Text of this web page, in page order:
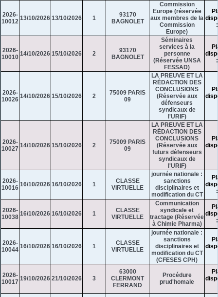
2026-
10012 13/10/2026 13/10/2026 1
93170
BAGNOLET
Commission
Europe (réservée
aux membres de la
Commission
Europe)
2026-
10010 14/10/2026 15/10/2026 2
93170
BAGNOLET
Séminaires
services à la
personne
(Réservée UNSA
FESSAD)
2026-
10026 14/10/2026 15/10/2026 2
75009 PARIS
09
LA PREUVE ET LA
RÉDACTION DES
CONCLUSIONS
(Réservée aux
défenseurs
syndicaux de
l'URIF)
2026-
10027 14/10/2026 15/10/2026 2
75009 PARIS
09
LA PREUVE ET LA
RÉDACTION DES
CONCLUSIONS
(Réservée aux
futurs défenseurs
syndicaux de
l'URIF)
2026-
10016 16/10/2026 16/10/2026 1
CLASSE
VIRTUELLE
journée nationale :
sanctions
disciplinaires et
modification du CT
2026-
10038 16/10/2026 16/10/2026 1
CLASSE
VIRTUELLE
Communication
syndicale et
tractage (Réservée
à Chimie Pharma)
2026-
10044 16/10/2026 16/10/2026 1
CLASSE
VIRTUELLE
journée nationale :
sanctions
disciplinaires et
modification du CT
(CFESES CPH)
2026-
10017 19/10/2026 21/10/2026 3
63000
CLERMONT
FERRAND
Procédure
prud'homale